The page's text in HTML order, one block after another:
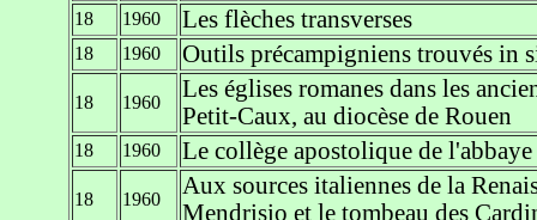
18 1960 Les flèches transverses
18 1960 Outils précampigniens trouvés in
18 1960
Les églises romanes dans les
Petit-Caux, au diocèse de Rouen
18 1960 Le collège apostolique de l'abbaye
18 1960
Aux sources italiennes de la
Mendrisio et le tombeau des